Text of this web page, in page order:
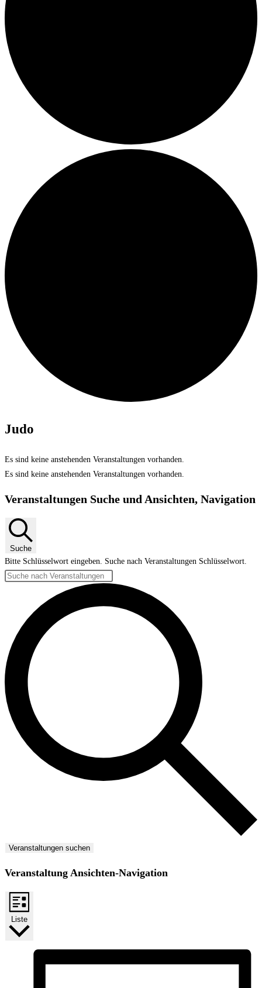
Judo
Es sind keine anstehenden Veranstaltungen vorhanden.
Es sind keine anstehenden Veranstaltungen vorhanden.
Veranstaltungen Suche und Ansichten, Navigation
Suche
Bitte Schlüsselwort eingeben. Suche nach Veranstaltungen Schlüsselwort.
Veranstaltungen suchen
Veranstaltung Ansichten-Navigation
Liste